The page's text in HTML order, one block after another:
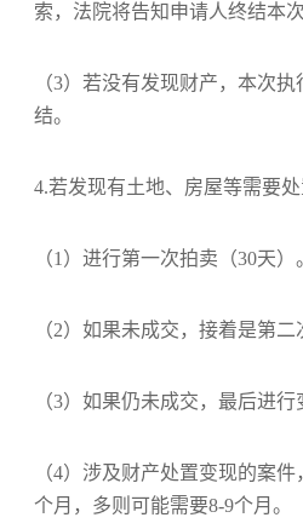
索，法院将告知申请人终结本
（3）若没有发现财产，本次
结。
4.若发现有土地、房屋等需要处
（1）进行第一次拍卖（30天）
（2）如果未成交，接着是第二
（3）如果仍未成交，最后进行
（4）涉及财产处置变现的案
个月，多则可能需要8-9个月。